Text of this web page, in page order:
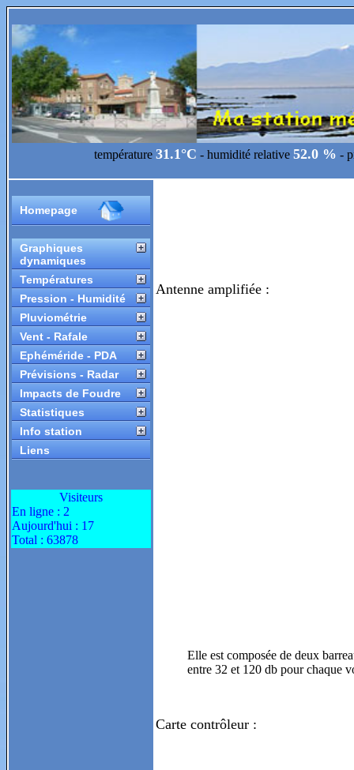
température 31.1°C - humidité relative 52.0 % -
Homepage
Graphiques
dynamiques
Températures
Pression - Humidité
Pluviométrie
Vent - Rafale
Ephéméride - PDA
Prévisions - Radar
Impacts de Foudre
Statistiques
Info station
Liens
Visiteurs
En ligne : 2
Aujourd'hui : 17
Total : 63878
Antenne amplifiée :
Elle est composée de deux
entre 32 et 120 db pour chaque
Carte contrôleur :